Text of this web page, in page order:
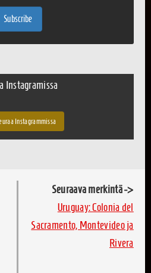
Subscribe
Instagramissa
Instagrammissa
Seuraava merkintä ->
Uruguay: Colonia del
Sacramento, Montevideo ja
Rivera